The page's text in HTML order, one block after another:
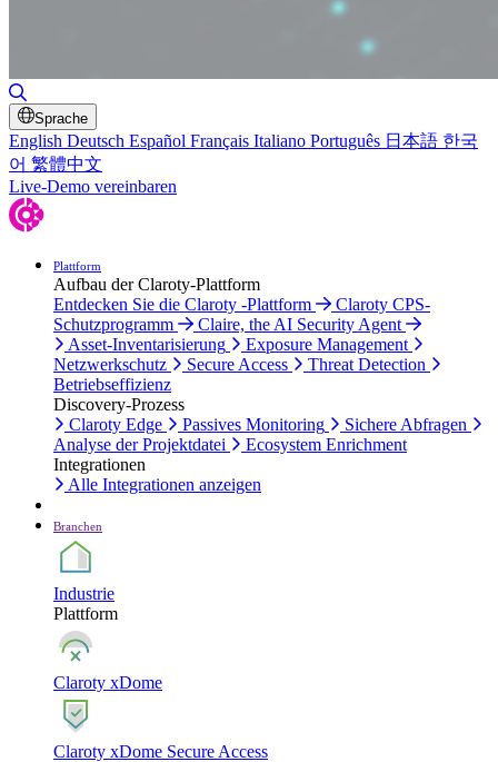
Sprache
English Deutsch Español Français Italiano Português 日本語 한국
어 繁體中文
Live-Demo vereinbaren
Plattform
Aufbau der Claroty-Plattform
Entdecken Sie die Claroty -Plattform
Claroty CPS-
Schutzprogramm
Claire, the AI Security Agent
Asset-Inventarisierung
Exposure Management
Netzwerkschutz
Secure Access
Threat Detection
Betriebseffizienz
Discovery-Prozess
Claroty Edge
Passives Monitoring
Sichere Abfragen
Analyse der Projektdatei
Ecosystem Enrichment
Integrationen
Alle Integrationen anzeigen
Branchen
Industrie
Plattform
Claroty xDome
Claroty xDome Secure Access